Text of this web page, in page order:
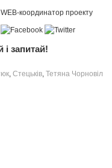
WEB-координатор проекту
і запитай!
, Стецьків, Тетяна Чорновіл